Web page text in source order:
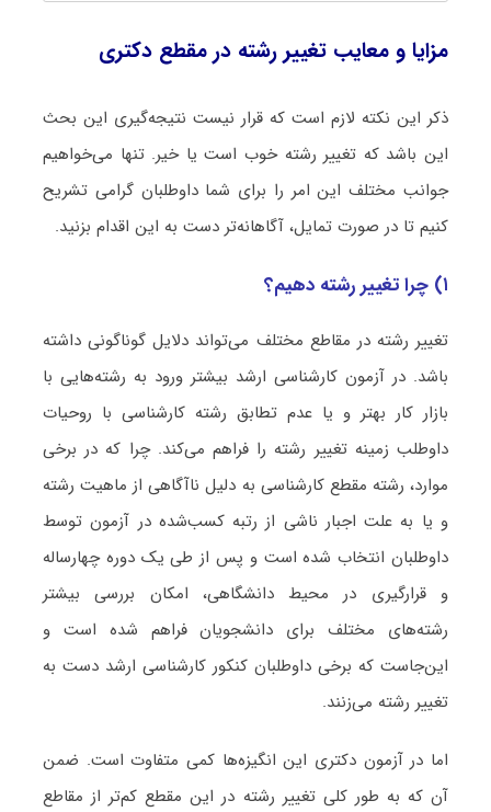
مزایا و معایب تغییر رشته در مقطع دکتری
ذکر این نکته لازم است که قرار نیست نتیجه‌گیری این بحث
این باشد که تغییر رشته خوب است یا خیر. تنها می‌خواهیم
جوانب مختلف این امر را برای شما داوطلبان گرامی تشریح
کنیم تا در صورت تمایل، آگاهانه‌تر دست به این اقدام بزنید.
۱) چرا تغییر رشته دهیم؟
تغییر رشته در مقاطع مختلف می‌تواند دلایل گوناگونی داشته
باشد. در آزمون کارشناسی ارشد بیشتر ورود به رشته‌هایی با
بازار کار بهتر و یا عدم تطابق رشته کارشناسی با روحیات
داوطلب زمینه تغییر رشته را فراهم می‌کند. چرا که در برخی
موارد، رشته مقطع کارشناسی به دلیل ناآگاهی از ماهیت رشته
و یا به علت اجبار ناشی از رتبه کسب‌شده در آزمون توسط
داوطلبان انتخاب شده است و پس از طی یک‌ دوره چهارساله
و قرارگیری در محیط دانشگاهی، امکان بررسی بیشتر
رشته‌های مختلف برای دانشجویان فراهم شده است و
این‌جاست که برخی داوطلبان کنکور کارشناسی ارشد دست به
تغییر رشته می‌زنند.
اما در آزمون دکتری این انگیزه‌ها کمی متفاوت است. ضمن
آن که به طور کلی تغییر رشته در این مقطع کم‌تر از مقاطع